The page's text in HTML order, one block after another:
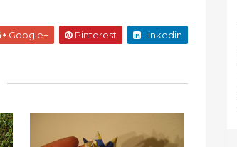
Google+ Pinterest Linkedin